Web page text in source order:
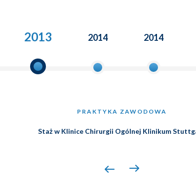
2013 2014 2014
PRAKTYKA ZAWODOWA
Staż w Klinice Chirurgii Ogólnej Klinikum